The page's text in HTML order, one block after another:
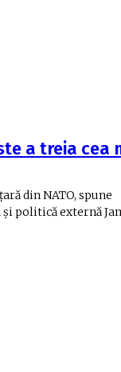
a treia cea
din NATO, spune
politică externă